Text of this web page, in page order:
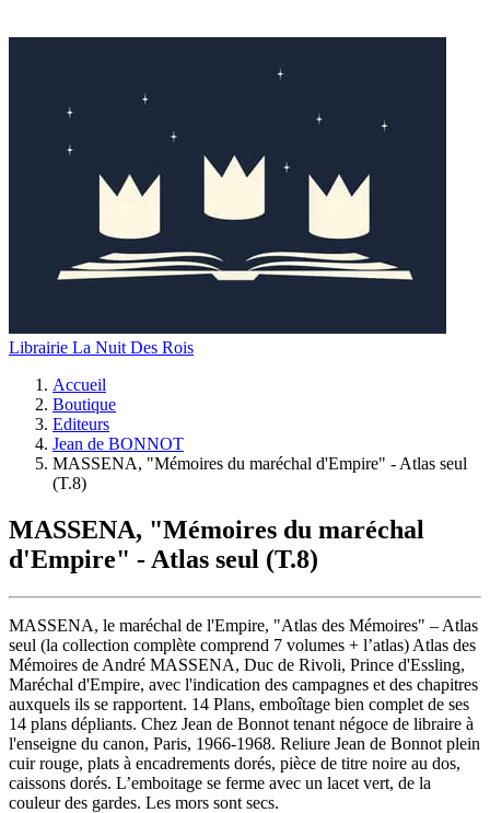
Librairie La Nuit Des Rois
Accueil
Boutique
Editeurs
Jean de BONNOT
MASSENA, "Mémoires du maréchal d'Empire" - Atlas seul
(T.8)
MASSENA, "Mémoires du maréchal
d'Empire" - Atlas seul (T.8)
MASSENA, le maréchal de l'Empire, "Atlas des Mémoires" – Atlas
seul (la collection complète comprend 7 volumes + l’atlas) Atlas des
Mémoires de André MASSENA, Duc de Rivoli, Prince d'Essling,
Maréchal d'Empire, avec l'indication des campagnes et des chapitres
auxquels ils se rapportent. 14 Plans, emboîtage bien complet de ses
14 plans dépliants. Chez Jean de Bonnot tenant négoce de libraire à
l'enseigne du canon, Paris, 1966-1968. Reliure Jean de Bonnot plein
cuir rouge, plats à encadrements dorés, pièce de titre noire au dos,
caissons dorés. L’emboitage se ferme avec un lacet vert, de la
couleur des gardes. Les mors sont secs.